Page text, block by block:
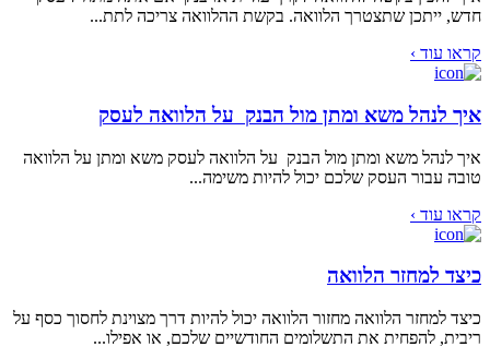
חדש, ייתכן שתצטרך הלוואה. בקשת ההלוואה צריכה לתת...
קראו עוד ›
איך לנהל משא ומתן מול הבנק על הלוואה לעסק
איך לנהל משא ומתן מול הבנק על הלוואה לעסק משא ומתן על הלוואה
טובה עבור העסק שלכם יכול להיות משימה...
קראו עוד ›
כיצד למחזר הלוואה
כיצד למחזר הלוואה מחזור הלוואה יכול להיות דרך מצוינת לחסוך כסף על
ריבית, להפחית את התשלומים החודשיים שלכם, או אפילו...